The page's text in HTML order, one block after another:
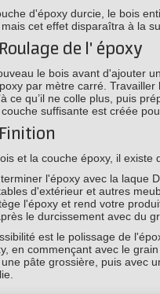
d'époxy durcie, le bois
cet effet disparaîtra à la
de l' époxy
le bois avant d'ajouter
par mètre carré.
ce qu’il ne colle plus, puis
suffisante est créée
et la couche époxy, il existe
l'époxy avec la laque
d'extérieur et autres
l'époxy et rend votre
le durcissement avec du
est le polissage de
en commençant avec le
pâte grossière, puis avec